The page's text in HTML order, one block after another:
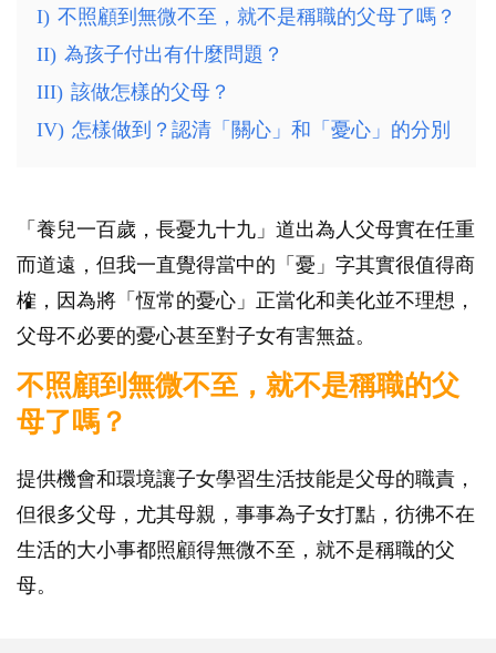
I) 不照顧到無微不至，就不是稱職的父母了嗎？
II) 為孩子付出有什麼問題？
III) 該做怎樣的父母？
IV) 怎樣做到？認清「關心」和「憂心」的分別
「養兒一百歲，長憂九十九」道出為人父母實在任重
而道遠，但我一直覺得當中的「憂」字其實很值得商
榷，因為將「恆常的憂心」正當化和美化並不理想，
父母不必要的憂心甚至對子女有害無益。
不照顧到無微不至，就不是稱職的父
母了嗎？
提供機會和環境讓子女學習生活技能是父母的職責，
但很多父母，尤其母親，事事為子女打點，彷彿不在
生活的大小事都照顧得無微不至，就不是稱職的父
母。